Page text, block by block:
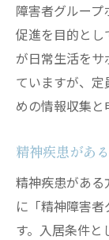
障害
説
グル
グ
工夫
障害
精神
ット
認知症以
障害者グルー
促進を目的とし
が日常生活をサ
ていますが、
めの情報収集と
精神疾患があ
精神疾患があ
に「精神障害
す。入居条件